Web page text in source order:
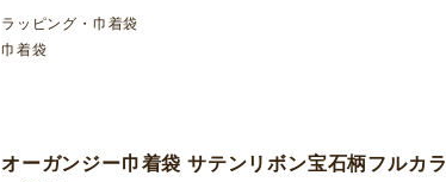
ラッピング・巾着袋
巾着袋
オーガンジー巾着袋 サテンリボン宝石柄フルカラ